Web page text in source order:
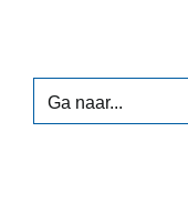
Ga naar...